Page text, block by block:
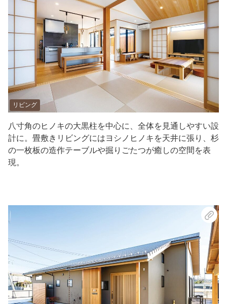
リビング
八寸角のヒノキの大黒柱を中心に、全体を見通しやすい設
計に。畳敷きリビングにはヨシノヒノキを天井に張り、杉
の一枚板の造作テーブルや掘りごたつが癒しの空間を表
現。